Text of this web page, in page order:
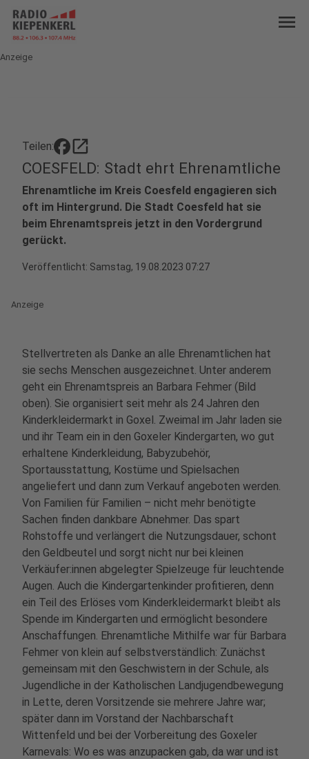
menu
Anzeige
Teilen: open_in_new
COESFELD: Stadt ehrt Ehrenamtliche
Ehrenamtliche im Kreis Coesfeld engagieren sich
oft im Hintergrund. Die Stadt Coesfeld hat sie
beim Ehrenamtspreis jetzt in den Vordergrund
gerückt.
Veröffentlicht: Samstag, 19.08.2023 07:27
Anzeige
Stellvertreten als Danke an alle Ehrenamtlichen hat
sie sechs Menschen ausgezeichnet. Unter anderem
geht ein Ehrenamtspreis an Barbara Fehmer (Bild
oben). Sie organisiert seit mehr als 24 Jahren den
Kinderkleidermarkt in Goxel. Zweimal im Jahr laden sie
und ihr Team ein in den Goxeler Kindergarten, wo gut
erhaltene Kinderkleidung, Babyzubehör,
Sportausstattung, Kostüme und Spielsachen
angeliefert und dann zum Verkauf angeboten werden.
Von Familien für Familien – nicht mehr benötigte
Sachen finden dankbare Abnehmer. Das spart
Rohstoffe und verlängert die Nutzungsdauer, schont
den Geldbeutel und sorgt nicht nur bei kleinen
Verkäufer:innen abgelegter Spielzeuge für leuchtende
Augen. Auch die Kindergartenkinder profitieren, denn
ein Teil des Erlöses vom Kinderkleidermarkt bleibt als
Spende im Kindergarten und ermöglicht besondere
Anschaffungen. Ehrenamtliche Mithilfe war für Barbara
Fehmer von klein auf selbstverständlich: Zunächst
gemeinsam mit den Geschwistern in der Schule, als
Jugendliche in der Katholischen Landjugendbewegung
in Lette, deren Vorsitzende sie mehrere Jahre war;
später dann im Vorstand der Nachbarschaft
Wittenfeld und bei der Vorbereitung des Goxeler
Karnevals: Wo es was anzupacken gab, da war und ist